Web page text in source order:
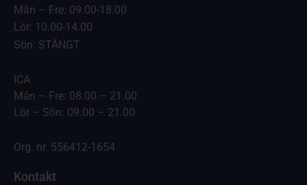
Mån – Fre: 09.00-18.00
Lör: 10.00-14.00
Sön: STÄNGT
ICA
Mån – Fre: 08.00 – 21.00
Lör – Sön: 09.00 – 21.00
Org. nr. 556412-1654
Kontakt